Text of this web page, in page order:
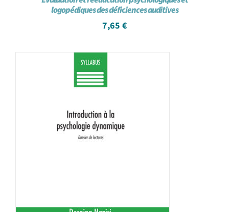
logopédiques des déficiences auditives
7,65 €